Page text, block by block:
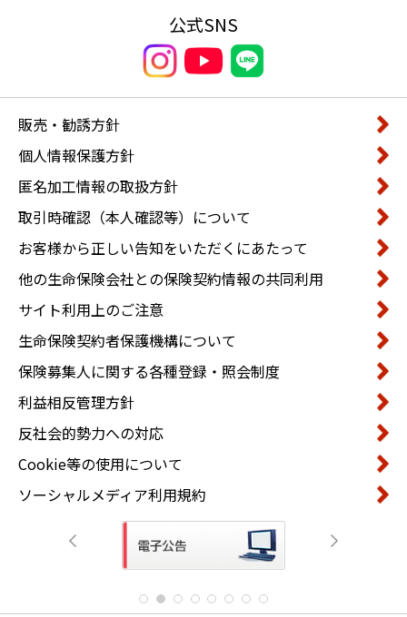
公式SNS
販売・勧誘方針
個人情報保護方針
匿名加工情報の取扱方針
取引時確認（本人確認等）について
お客様から正しい告知をいただくにあたって
他の生命保険会社との保険契約情報の共同利用
サイト利用上のご注意
生命保険契約者保護機構について
保険募集人に関する各種登録・照会制度
利益相反管理方針
反社会的勢力への対応
Cookie等の使用について
ソーシャルメディア利用規約